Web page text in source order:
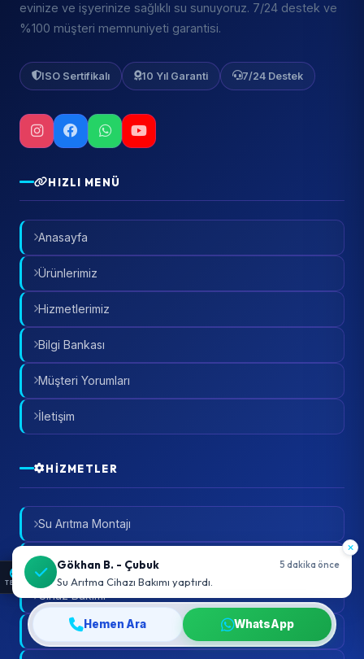
TEMA
evinize ve işyerinize sağlıklı su sunuyoruz. 7/24 destek ve
%100 müşteri memnuniyeti garantisi.
ISO Sertifikalı 10 Yıl Garanti 7/24 Destek
HIZLI MENÜ
Anasayfa
Ürünlerimiz
Hizmetlerimiz
Bilgi Bankası
Müşteri Yorumları
İletişim
HIZMETLER
Su Arıtma Montajı
Filtre Değişimi
Cihaz Bakımı
Kullanım Alanları
Hemen Ara WhatsApp